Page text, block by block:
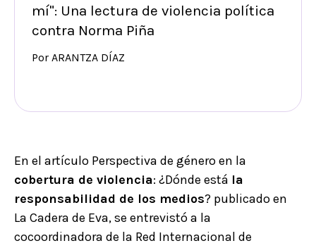
mí": Una lectura de violencia política
contra Norma Piña
Por ARANTZA DÍAZ
En el artículo Perspectiva de género en la
cobertura de violencia: ¿Dónde está la
responsabilidad de los medios? publicado en
La Cadera de Eva, se entrevistó a la
cocoordinadora de la Red Internacional de